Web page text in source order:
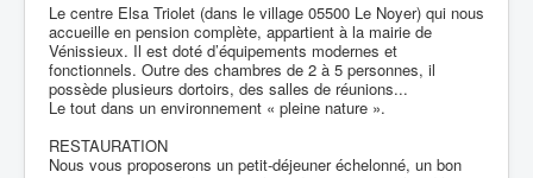
Le centre Elsa Triolet (dans le village 05500 Le Noyer) qui nous
accueille en pension complète, appartient à la mairie de
Vénissieux. Il est doté d’équipements modernes et
fonctionnels. Outre des chambres de 2 à 5 personnes, il
possède plusieurs dortoirs, des salles de réunions...
Le tout dans un environnement « pleine nature ».
RESTAURATION
Nous vous proposerons un petit-déjeuner échelonné, un bon